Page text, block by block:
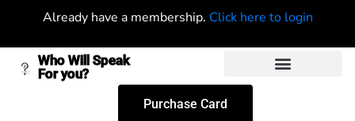
Already have a membership. Click here to login
Who Will Speak
For you?
Purchase Card